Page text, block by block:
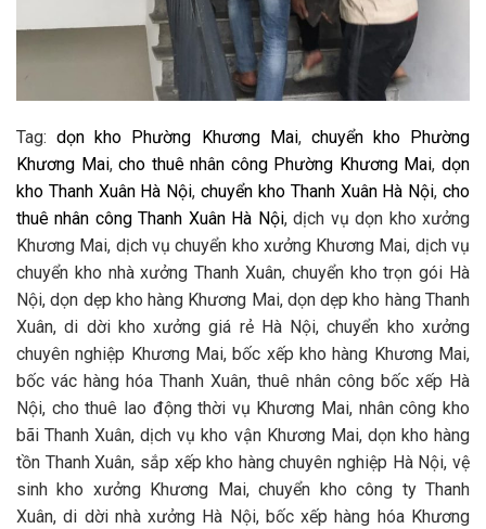
Tag:dọn kho Phường Khương Mai, chuyển kho Phường
Khương Mai,cho thuê nhân công Phường Khương Mai,dọn
kho Thanh Xuân Hà Nội,chuyển kho Thanh Xuân Hà Nội,cho
thuê nhân công Thanh Xuân Hà Nội, dịch vụ dọn kho xưởng
Khương Mai, dịch vụ chuyển kho xưởng Khương Mai, dịch vụ
chuyển kho nhà xưởng Thanh Xuân, chuyển kho trọn gói Hà
Nội, dọn dẹp kho hàng Khương Mai, dọn dẹp kho hàng Thanh
Xuân, di dời kho xưởng giá rẻ Hà Nội, chuyển kho xưởng
chuyên nghiệp Khương Mai, bốc xếp kho hàng Khương Mai,
bốc vác hàng hóa Thanh Xuân, thuê nhân công bốc xếp Hà
Nội, cho thuê lao động thời vụ Khương Mai, nhân công kho
bãi Thanh Xuân, dịch vụ kho vận Khương Mai, dọn kho hàng
tồn Thanh Xuân, sắp xếp kho hàng chuyên nghiệp Hà Nội, vệ
sinh kho xưởng Khương Mai, chuyển kho công ty Thanh
Xuân, di dời nhà xưởng Hà Nội, bốc xếp hàng hóa Khương